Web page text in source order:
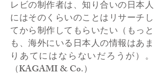
レビの制作者は、知り合いの日本人
にはそのくらいのことはリサーチし
てから制作してもらいたい（もっと
も、海外にいる日本人の情報はあま
りあてにはならないだろうが）。
（KAGAMI & Co.）